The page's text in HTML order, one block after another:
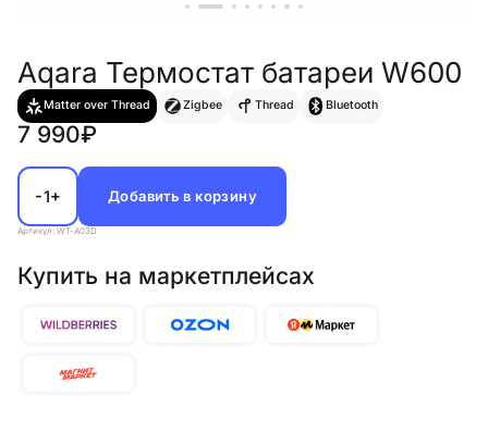
Aqara Термостат батареи W600
Matter over Thread Zigbee Thread Bluetooth
7 990₽
-1+ Добавить в корзину
Артикул: WT-A03D
Купить на маркетплейсах